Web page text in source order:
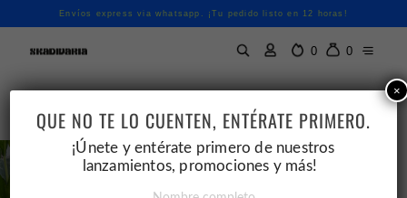
Envíos express via whatsapp. ¡Tu pedido listo en 12 horas!
0 0
QUE NO TE LO CUENTEN, ENTÉRATE PRIMERO.
¡Únete y entérate primero de nuestros
lanzamientos, promociones y más!
×